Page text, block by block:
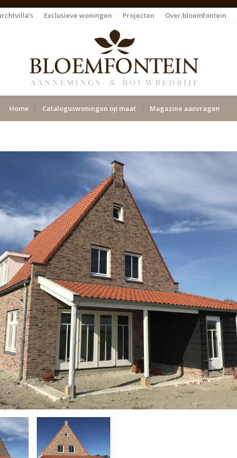
Exclusieve woningen Projecten Over bloemfontein
Home Cataloguswoningen op maat Magazine aanvragen